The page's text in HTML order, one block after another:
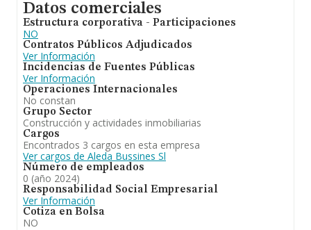
Datos comerciales
Estructura corporativa - Participaciones
NO
Contratos Públicos Adjudicados
Ver Información
Incidencias de Fuentes Públicas
Ver Información
Operaciones Internacionales
No constan
Grupo Sector
Construcción y actividades inmobiliarias
Cargos
Encontrados 3 cargos en esta empresa
Ver cargos de Aleda Bussines Sl
Número de empleados
0 (año 2024)
Responsabilidad Social Empresarial
Ver Información
Cotiza en Bolsa
NO